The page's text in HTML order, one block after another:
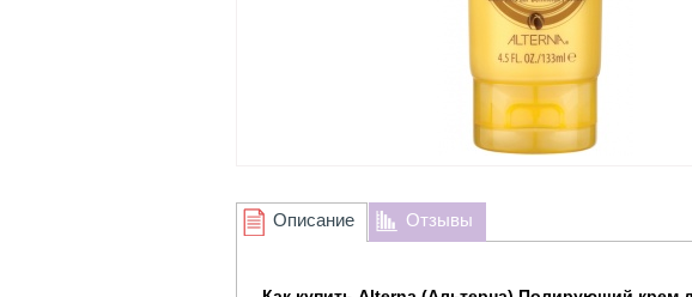
Описание Отзывы